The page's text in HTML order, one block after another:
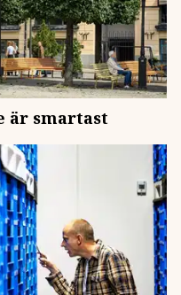
är smartast